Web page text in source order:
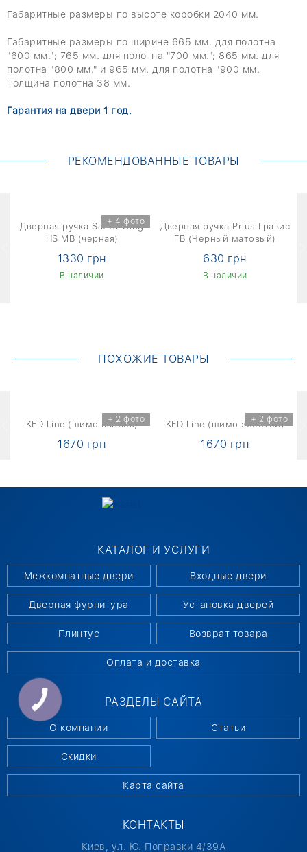
Габаритные размеры по высоте коробки 2040 мм.
Габаритные размеры по ширине 665 мм. для полотна
"600 мм."; 765 мм. для полотна "700 мм."; 865 мм. для
полотна "800 мм." и 965 мм. для полотна "900 мм.
Толщина полотна 38 мм.
Гарантия на двери 1 год.
РЕКОМЕНДОВАННЫЕ ТОВАРЫ
+ 4 фото
Дверная ручка Safita Wing
HS MB (черная)
1330 грн
В наличии
Дверная ручка Prius Гравис
FB (Черный матовый)
630 грн
В наличии
ПОХОЖИЕ ТОВАРЫ
+ 2 фото
KFD Line (шимо ваниль)
1670 грн
+ 2 фото
KFD Line (шимо золотой)
1670 грн
КАТАЛОГ И УСЛУГИ
Межкомнатные двери Входные двери
Дверная фурнитура Установка дверей
Плинтус Возврат товара
Оплата и доставка
РАЗДЕЛЫ САЙТА
О компании Статьи
Скидки
Карта сайта
КОНТАКТЫ
Киев, ул. Ю. Поправки 4/39А